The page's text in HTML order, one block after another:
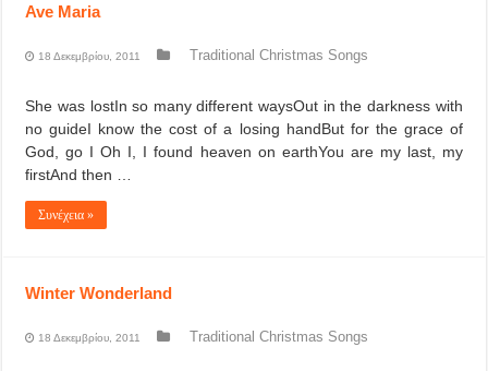
Ave Maria
18 Δεκεμβρίου, 2011 Traditional Christmas Songs
She was lostIn so many different waysOut in the darkness with
no guideI know the cost of a losing handBut for the grace of
God, go I Oh I, I found heaven on earthYou are my last, my
firstAnd then …
Συνέχεια »
Winter Wonderland
18 Δεκεμβρίου, 2011 Traditional Christmas Songs